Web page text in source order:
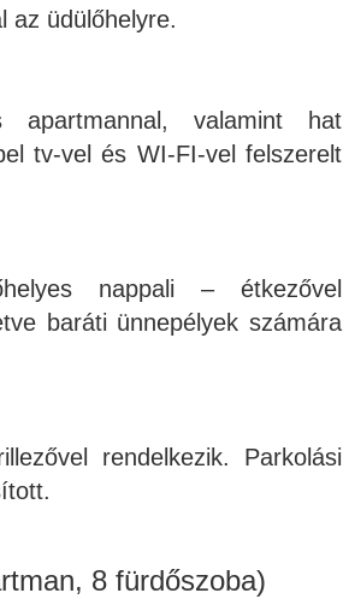
az üdülőhelyre.
valamint hat
tv-vel és WI-FI-vel felszerelt
nappali – étkezővel
baráti ünnepélyek számára
rendelkezik. Parkolási
8 fürdőszoba)